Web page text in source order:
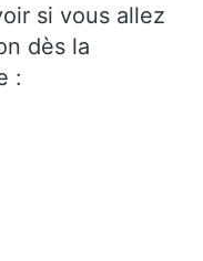
si vous allez
dès la
: